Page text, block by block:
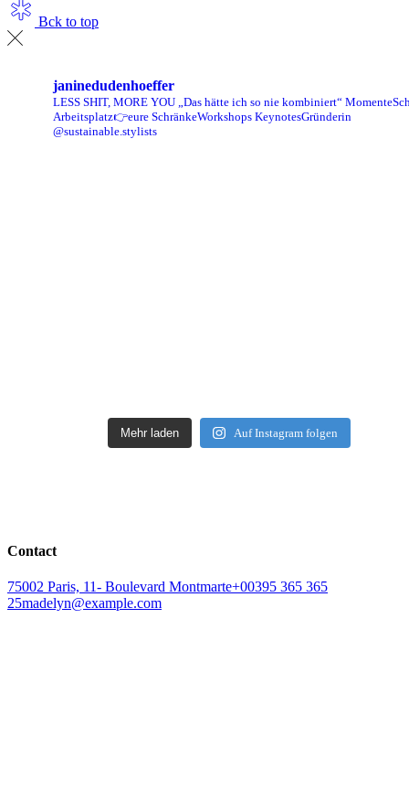
Bck to top
janinedudenhoeffer
LESS SHIT, MORE YOU „Das hätte ich so nie kombiniert“ Momente
Arbeitsplatz👉eure SchränkeWorkshops KeynotesGründerin
@sustainable.stylists
Mehr laden Auf Instagram folgen
Contact
75002 Paris, 11- Boulevard Montmarte+00395 365 365
25madelyn@example.com